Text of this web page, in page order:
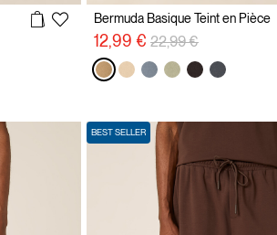
Bermuda Basique Teint en Pièce
12,99 € Prix réduit de
22,99 €
BEST SELLER